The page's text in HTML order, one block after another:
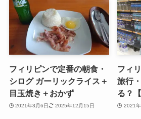
フィリピンで定番の朝食・
シログ ガーリックライス＋
目玉焼き＋‪おかず
2021年3月6日 2025年12月15日
フィ
旅行
る？
2021